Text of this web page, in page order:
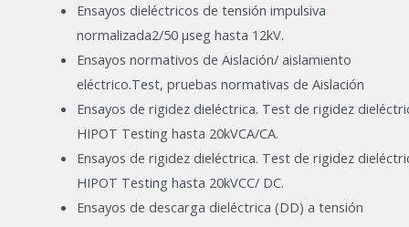
Ensayos dieléctricos de tensión impulsiva
normalizada2/50 μseg hasta 12kV.
Ensayos normativos de Aislación/ aislamiento
eléctrico.Test, pruebas normativas de Aislación
Ensayos de rigidez dieléctrica. Test de rigidez
HIPOT Testing hasta 20kVCA/CA.
Ensayos de rigidez dieléctrica. Test de rigidez
HIPOT Testing hasta 20kVCC/ DC.
Ensayos de descarga dieléctrica (DD) a tensión